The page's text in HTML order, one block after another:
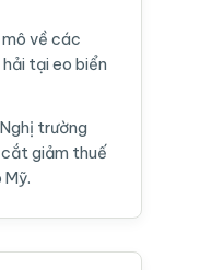
về các
tại eo biển
trường
giảm thuế